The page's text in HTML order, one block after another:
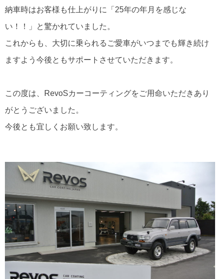
納車時はお客様も仕上がりに「25年の年月を感じな
い！！」と驚かれていました。
これからも、大切に乗られるご愛車がいつまでも輝き続け
ますよう今後ともサポートさせていただきます。
この度は、RevoSカーコーティングをご用命いただきあり
がとうございました。
今後とも宜しくお願い致します。